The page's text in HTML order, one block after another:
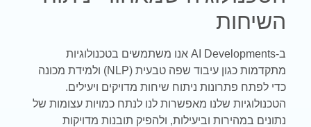
השיחות
ב-AI Developments אנו משתמשים בטכנולוגיות
מתקדמות כגון עיבוד שפה טבעית (NLP) ולמידת מכונה
כדי לפתח פתרונות ניתוח שיחות מדויקים ויעילים.
הטכנולוגיות שלנו מאפשרות לנו לנתח כמויות עצומות של
נתונים במהירות וביעילות, ולהפיק תובנות מדויקות